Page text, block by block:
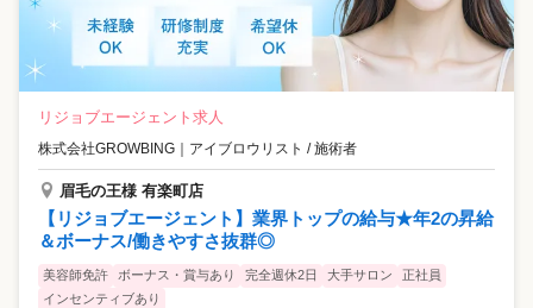
リジョブエージェント求人
株式会社GROWBING ｜ アイブロウリスト / 施術者
眉毛の王様 有楽町店
【リジョブエージェント】業界トップの給与★年2の昇給
＆ボーナス/働きやすさ抜群◎
美容師免許 ボーナス・賞与あり 完全週休2日 大手サロン
正社員
インセンティブあり